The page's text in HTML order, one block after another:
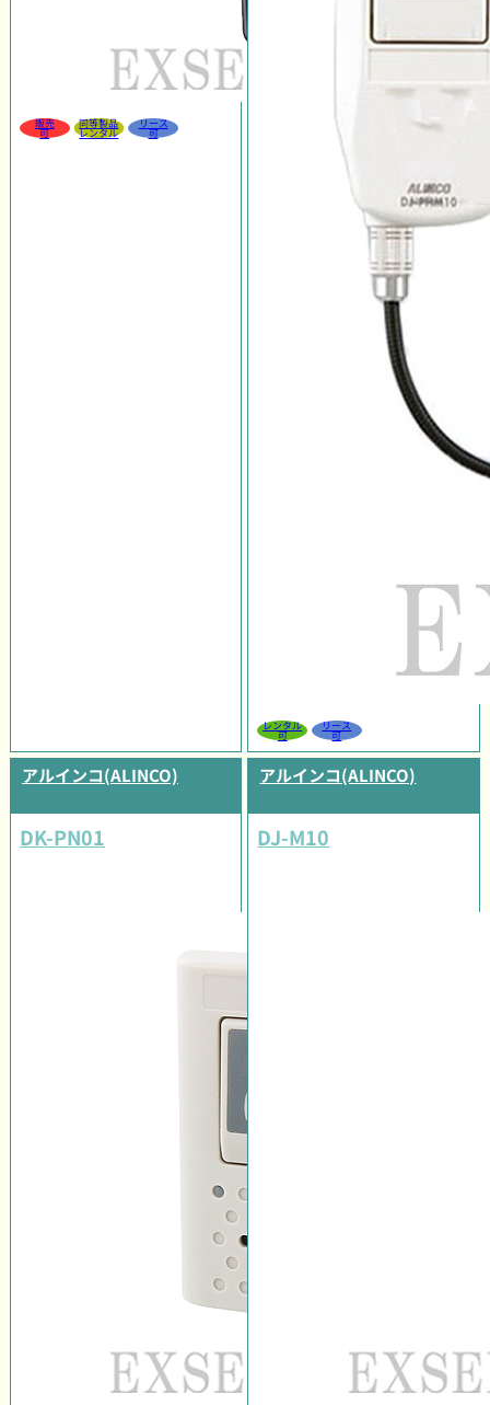
販売
可
同等製品
レンタル
リース
可
レンタル
可
リース
可
アルインコ(ALINCO)
DK-PN01
アルインコ(ALINCO)
DJ-M10